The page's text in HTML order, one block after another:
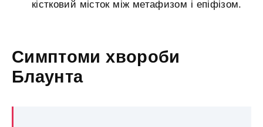
кістковий місток між метафизом і епіфізом.
Симптоми хвороби
Блаунта